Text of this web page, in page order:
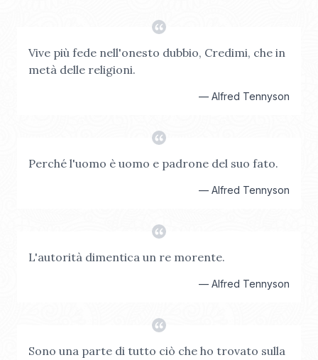
Vive più fede nell'onesto dubbio, Credimi, che in
metà delle religioni.
— Alfred Tennyson
Perché l'uomo è uomo e padrone del suo fato.
— Alfred Tennyson
L'autorità dimentica un re morente.
— Alfred Tennyson
Sono una parte di tutto ciò che ho trovato sulla